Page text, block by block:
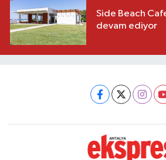
Side Beach
devam ediyor